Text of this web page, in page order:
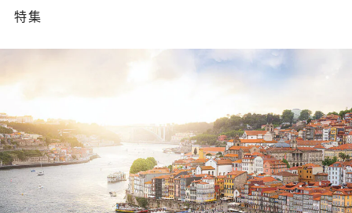
特集